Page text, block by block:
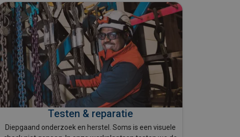
Testen & reparatie
Diepgaand onderzoek en herstel. Soms is een visuele